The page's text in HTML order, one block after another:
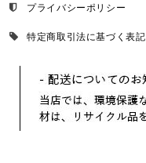
プライバシーポリシー
特定商取引法に基づく表記